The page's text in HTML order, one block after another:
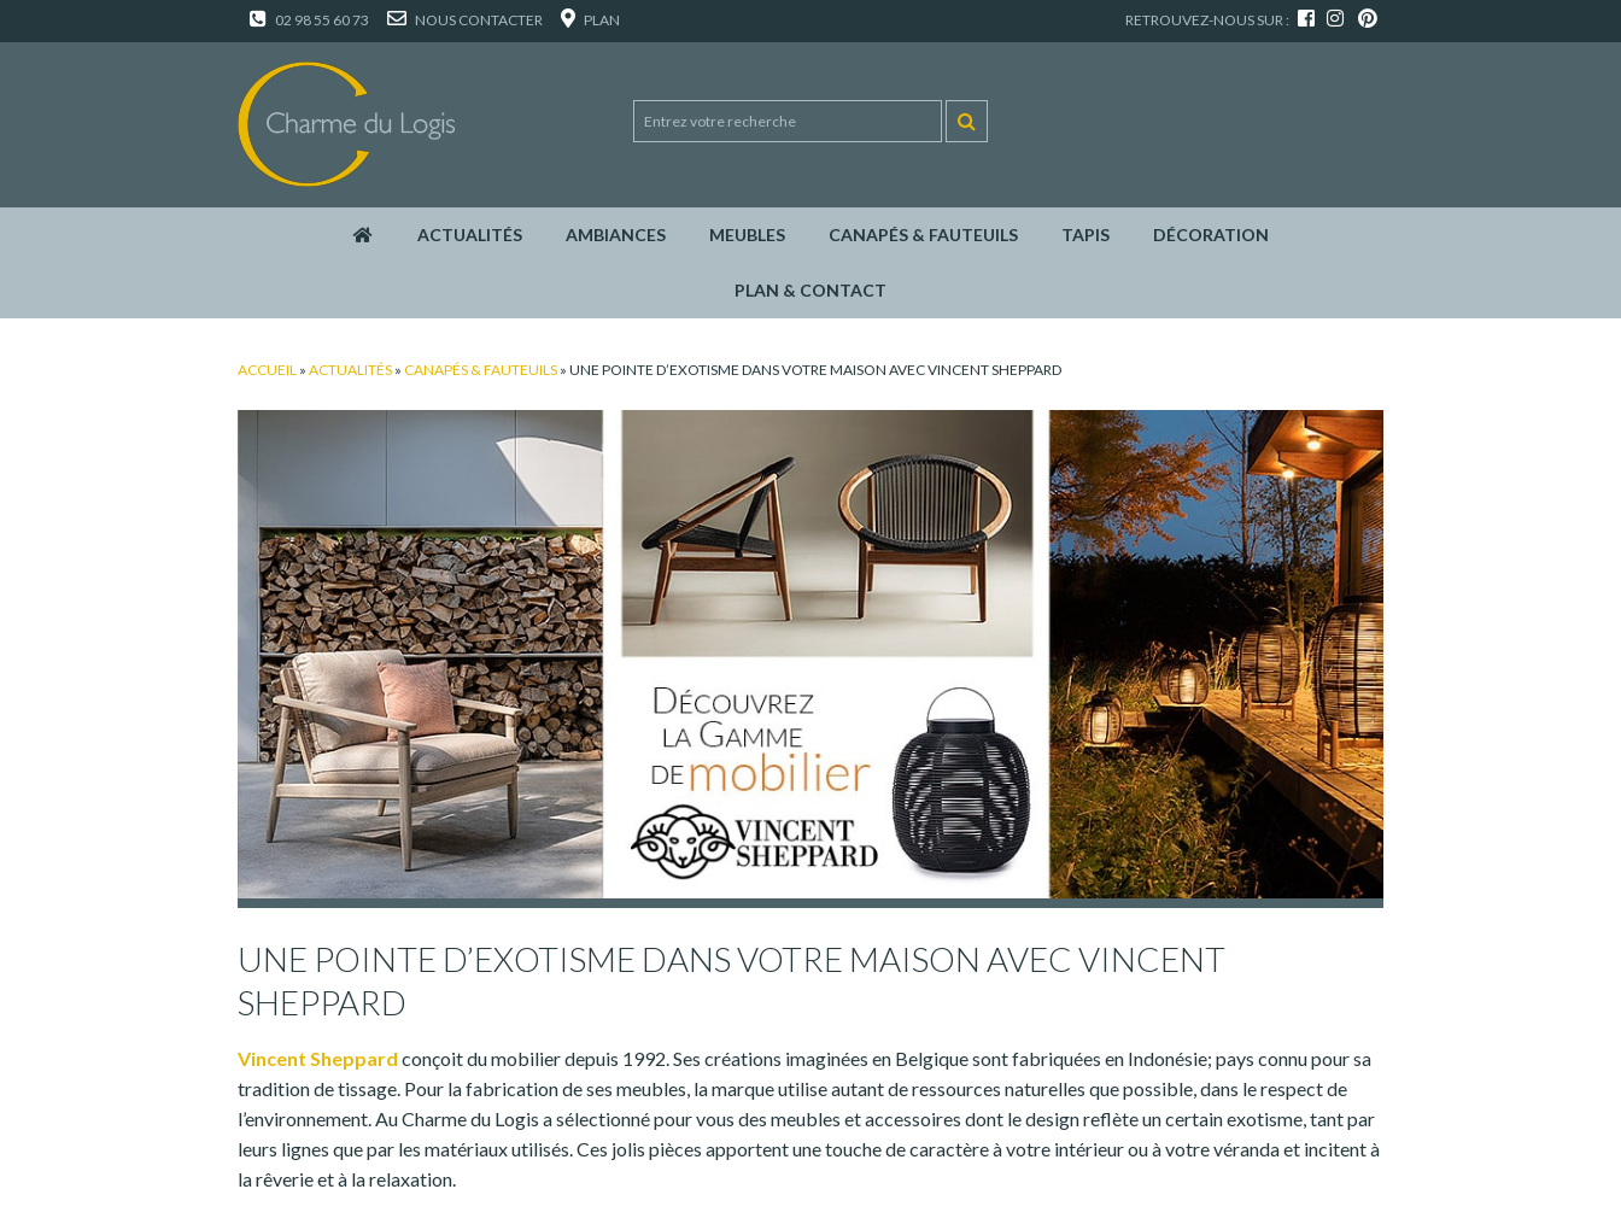
02 98 55 60 73 NOUS CONTACTER PLAN RETROUVEZ-NOUS SUR :
ACTUALITÉS AMBIANCES MEUBLES CANAPÉS & FAUTEUILS TAPIS DÉCORATION
PLAN & CONTACT
ACCUEIL » ACTUALITÉS » CANAPÉS & FAUTEUILS » UNE POINTE D’EXOTISME DANS VOTRE MAISON AVEC VINCENT SHEPPARD
UNE POINTE D’EXOTISME DANS VOTRE MAISON AVEC VINCENT
SHEPPARD
Vincent Sheppard conçoit du mobilier depuis 1992. Ses créations imaginées en Belgique sont fabriquées en Indonésie; pays connu pour sa
tradition de tissage. Pour la fabrication de ses meubles, la marque utilise autant de ressources naturelles que possible, dans le respect de
l’environnement. Au Charme du Logis a sélectionné pour vous des meubles et accessoires dont le design reflète un certain exotisme, tant par
leurs lignes que par les matériaux utilisés. Ces jolis pièces apportent une touche de caractère à votre intérieur ou à votre véranda et incitent à
la rêverie et à la relaxation.